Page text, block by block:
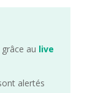
au live
alertés